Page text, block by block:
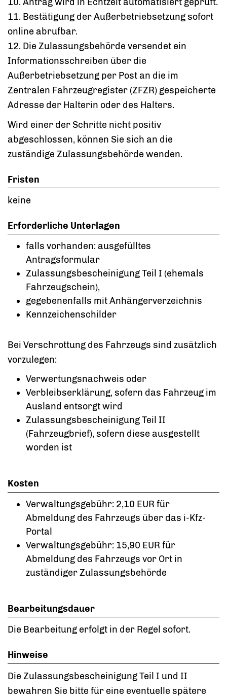
11. Bestätigung der Außerbetriebsetzung sofort
online abrufbar.
12. Die Zulassungsbehörde versendet ein
Informationsschreiben über die
Außerbetriebsetzung per Post an die im
Zentralen Fahrzeugregister (ZFZR) gespeicherte
Adresse der Halterin oder des Halters.
Wird einer der Schritte nicht positiv
abgeschlossen, können Sie sich an die
zuständige Zulassungsbehörde wenden.
Fristen
keine
Erforderliche Unterlagen
falls vorhanden: ausgefülltes
Antragsformular
Zulassungsbescheinigung Teil I (ehemals
Fahrzeugschein),
gegebenenfalls mit Anhängerverzeichnis
Kennzeichenschilder
Bei Verschrottung des Fahrzeugs sind zusätzlich
vorzulegen:
Verwertungsnachweis oder
Verbleibserklärung, sofern das Fahrzeug im
Ausland entsorgt wird
Zulassungsbescheinigung Teil II
(Fahrzeugbrief), sofern diese ausgestellt
worden ist
Kosten
Verwaltungsgebühr: 2,10 EUR für
Abmeldung des Fahrzeugs über das i-Kfz-
Portal
Verwaltungsgebühr: 15,90 EUR für
Abmeldung des Fahrzeugs vor Ort in
zuständiger Zulassungsbehörde
Bearbeitungsdauer
Die Bearbeitung erfolgt in der Regel sofort.
Hinweise
Die Zulassungsbescheinigung Teil I und II
bewahren Sie bitte für eine eventuelle spätere